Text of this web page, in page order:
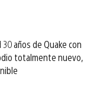
30 años de Quake con
totalmente nuevo,